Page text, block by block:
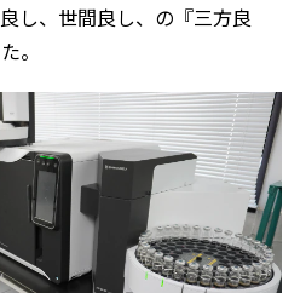
し、世間良し、の『三方良
。